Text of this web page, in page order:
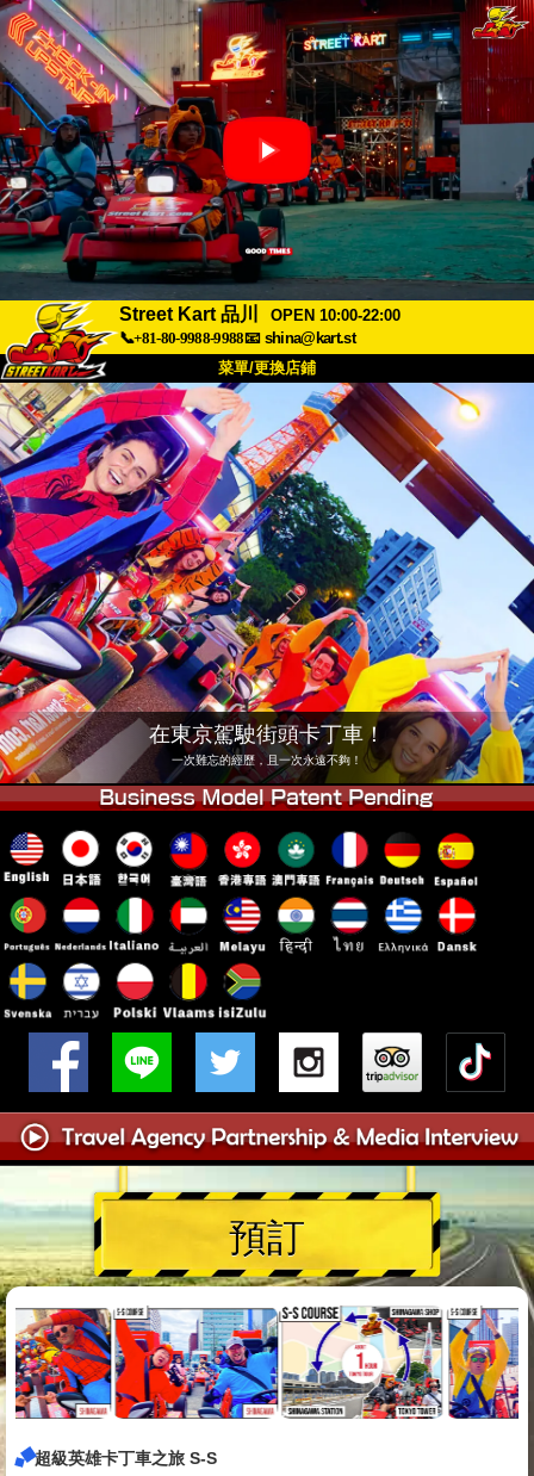
Street Kart 品川
OPEN 10:00-22:00
📞+81-80-9988-9988📧 shina@kart.st
菜單/更換店鋪
關於我們 規格 價格
交通資訊 顧客評價 常見問題
公司 預訂
更換店鋪
東京 品川 #1 東京 秋葉原 #1
東京 秋葉原 #2 東京 澀谷
東京 澀谷分店 東京灣
東京 淺草 大阪
沖繩
在東京駕駛街頭卡丁車！
一次難忘的經歷，且一次永遠不夠！
預訂
超級英雄卡丁車之旅 S-S